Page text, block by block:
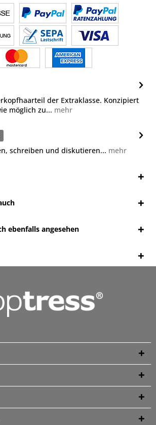
der Extraklasse. Konzipiert
möglich zu... mehr
schreiben und diskutieren... mehr
ebenfalls angesehen